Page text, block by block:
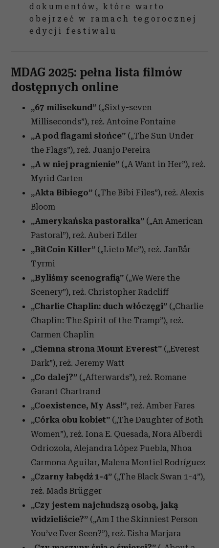
dokumentów, które warto
obejrzeć w ramach tegorocznej
edycji festiwalu
MDAG 2025: pełna lista filmów
dostępnych online
„67 milisekund” („Sixty-seven
Milliseconds”), reż. Antoine Fontaine
„A pod flagami słońce” („The Sun Under
the Flags”), reż. Juanjo Pereira
„A w niej pragnienie” („A Want in Her”), reż.
Myrid Carten
„Akta Bibiego” („The Bibi Files”), reż. Alexis
Bloom
„Amerykańska pastorałka” („An American
Pastoral”), reż. Auberi Edler
„BitCoin Killer” („Lieto Me”), reż. JanBår
Tyrmi
„Byliśmy scenografią” („We Were the
Scenery”), reż. Christopher Radcliff
„Charlie Chaplin: duch włóczęgi” („Charlie
Chaplin: The Spirit of the Tramp”), reż.
Carmen Chaplin
„Ciemna strona Mount Everest” („Everest
Dark”), reż. Jeremy Watt
„Co dalej?” („Afterwards”), reż. Romane
Garant Chartrand
„Coexistence, My Ass!”, reż. Amber Fares
„Córka obu kobiet” („The Daughter of Both
Women”), reż. Iona E. Quesada, Nora Alberdi
Odriozola, Alejandra López Puebla, Nhoa
Carmona Aguilar, Malena Montiel Rodríguez
„Czarny łabędź 1-4” („The Black Swan 1-4”),
reż. Mads Brügger
„Czy jestem najchudszą osobą, jaką
widzieliście?” („Am I the Skinniest Person
You’ve Ever Seen?”), reż. Eisha Marjara